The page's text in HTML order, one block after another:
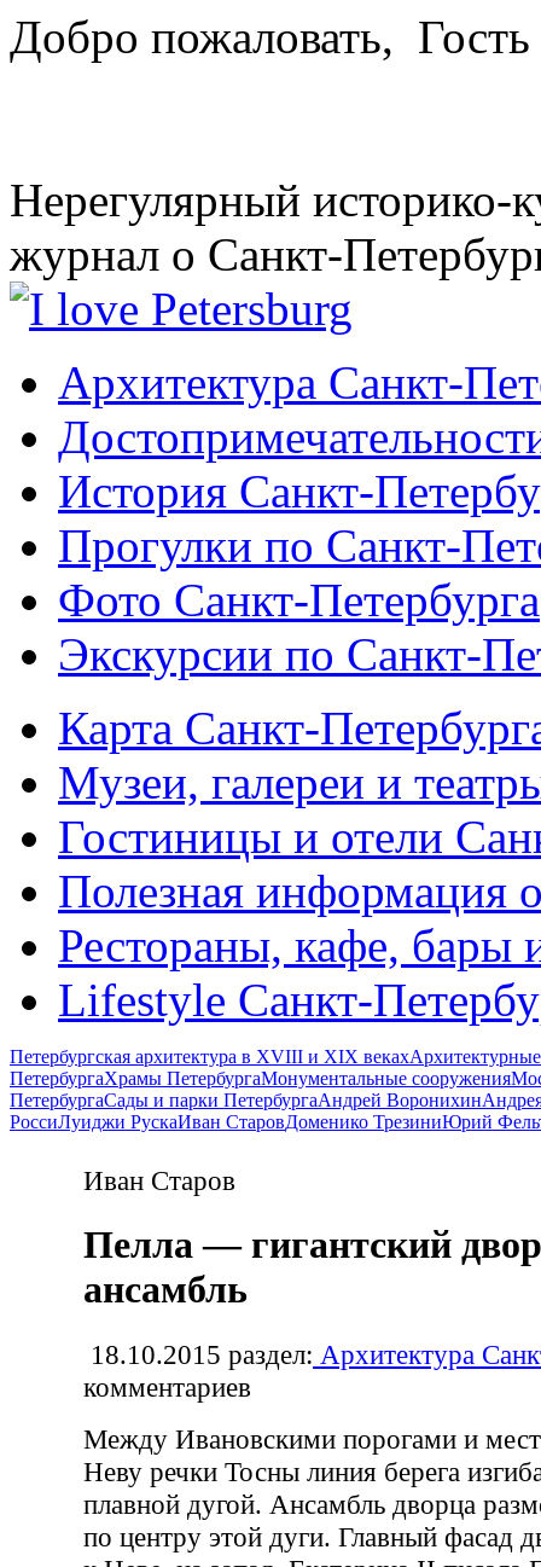
Добро пожаловать, Гость
Нерегулярный историко-
журнал о Санкт-
Архитектура Санкт-
История Санкт-
Прогулки по Санкт-
Фото Санкт-Петербурга
Экскурсии по Санкт-
Карта Санкт-
Музеи, галереи и
Гостиницы и отели
Полезная информация
Рестораны, кафе, бары
Lifestyle Санкт-
Петербургская архитектура в XVIII и XIX веках
ПетербургаХрамы ПетербургаМонументальные сооружения
ПетербургаСады и парки ПетербургаАндрей Воронихин
РоссиЛуиджи РускаИван СтаровДоменико ТрезиниЮрий
Иван Старов
Пелла — гигантский
ансамбль
18.10.2015 раздел: Архитектура
комментариев
Между Ивановскими порогами и
Неву речки Тосны линия берега
плавной дугой. Ансамбль дворца
по центру этой дуги. Главный фасад